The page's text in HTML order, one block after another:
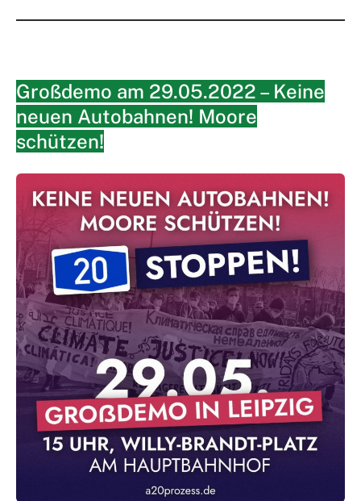
Großdemo am 29.05.2022 – Keine
neuen Autobahnen! Moore
schützen!